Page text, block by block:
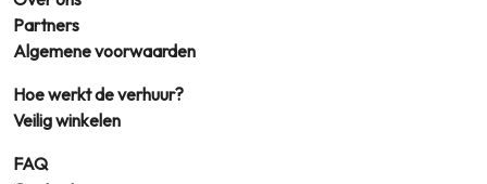
Partners
Algemene voorwaarden
Hoe werkt de verhuur?
Veilig winkelen
FAQ